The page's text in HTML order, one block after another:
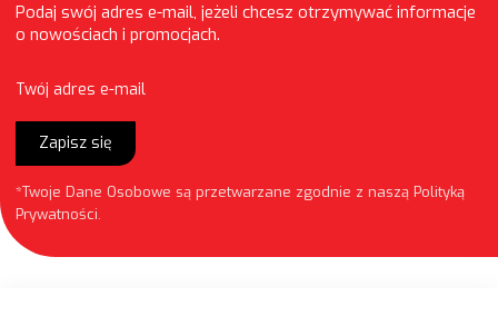
Podaj swój adres e-mail, jeżeli chcesz otrzymywać informacje
o nowościach i promocjach.
Twój adres e-mail
Zapisz się
*Twoje Dane Osobowe są przetwarzane zgodnie z naszą Polityką
Prywatności.